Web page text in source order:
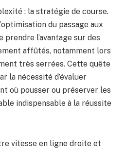
: la stratégie de course.
du passage aux
l’avantage sur des
affûtés, notamment lors
très serrées. Cette quête
la nécessité d’évaluer
où pousser ou préserver les
indispensable à la réussite
vitesse en ligne droite et